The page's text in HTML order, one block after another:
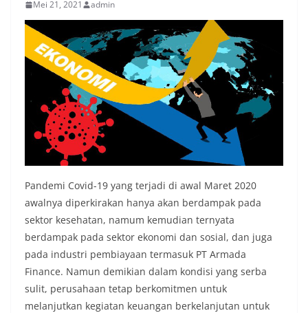
Mei 21, 2021 admin
Pandemi Covid-19 yang terjadi di awal Maret 2020
awalnya diperkirakan hanya akan berdampak pada
sektor kesehatan, namum kemudian ternyata
berdampak pada sektor ekonomi dan sosial, dan juga
pada industri pembiayaan termasuk PT Armada
Finance. Namun demikian dalam kondisi yang serba
sulit, perusahaan tetap berkomitmen untuk
melanjutkan kegiatan keuangan berkelanjutan untuk